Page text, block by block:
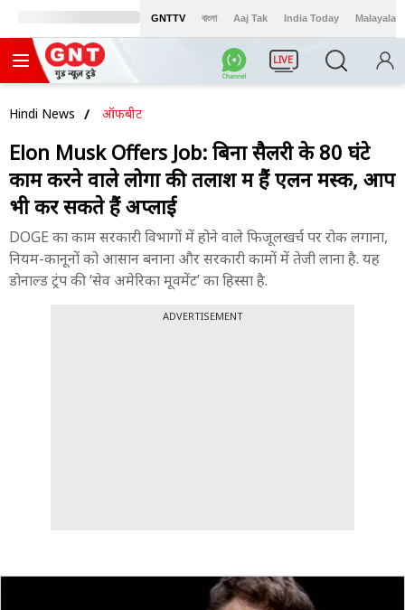
GNTTV বাংলা Aaj Tak India Today Malayalam
LIVE
Hindi News ऑफबीट
Elon Musk Offers Job: बिना सैलरी के 80 घंटे
काम करने वाले लोगों की तलाश में हैं एलन मस्क, आप
भी कर सकते हैं अप्लाई
DOGE का काम सरकारी विभागों में होने वाले फिजूलखर्च पर रोक लगाना,
नियम-कानूनों को आसान बनाना और सरकारी कामों में तेजी लाना है. यह
डोनाल्ड ट्रंप की ‘सेव अमेरिका मूवमेंट’ का हिस्सा है.
ADVERTISEMENT